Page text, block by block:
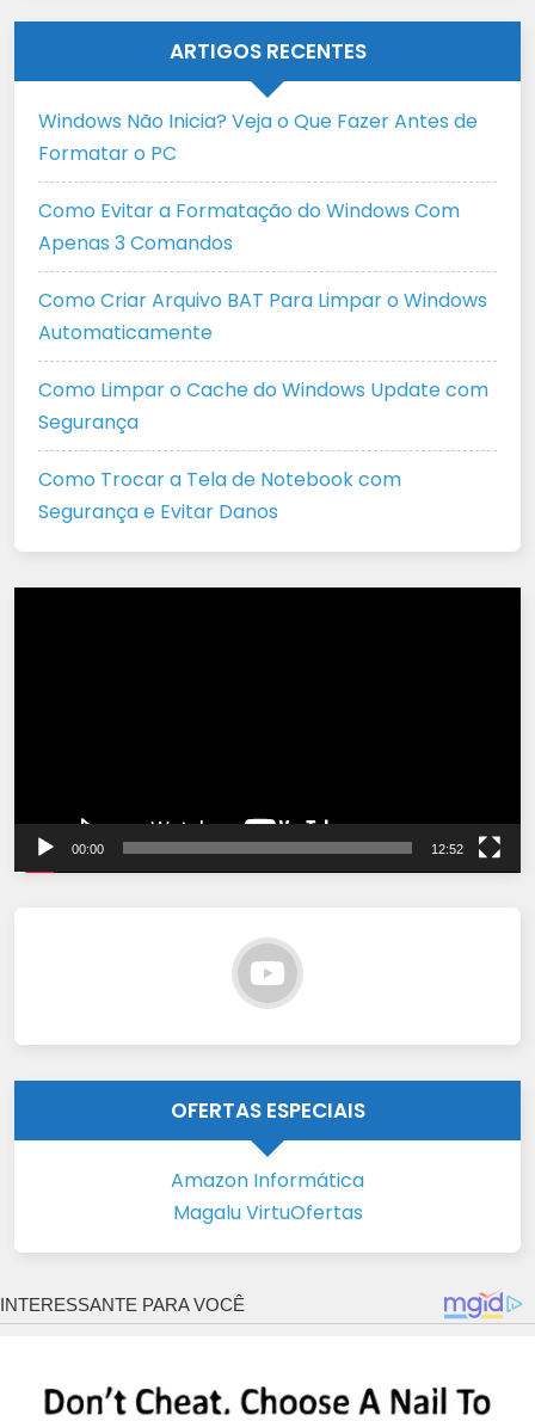
ARTIGOS RECENTES
Windows Não Inicia? Veja o Que Fazer Antes de
Formatar o PC
Como Evitar a Formatação do Windows Com
Apenas 3 Comandos
Como Criar Arquivo BAT Para Limpar o Windows
Automaticamente
Como Limpar o Cache do Windows Update com
Segurança
Como Trocar a Tela de Notebook com
Segurança e Evitar Danos
00:00 12:52
OFERTAS ESPECIAIS
Amazon Informática
Magalu VirtuOfertas